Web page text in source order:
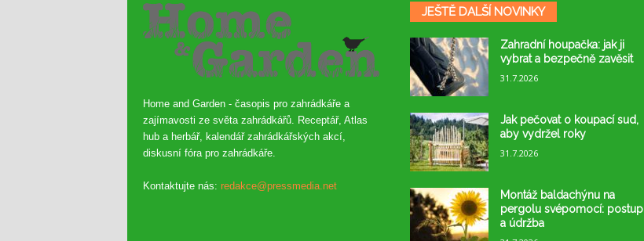
Home and Garden - časopis pro zahrádkáře a
zajímavosti ze světa zahrádkářů. Receptář, Atlas
hub a herbář, kalendář zahrádkářských akcí,
diskusní fóra pro zahrádkáře.
Kontaktujte nás: redakce@pressmedia.net
JEŠTĚ DALŠÍ NOVINKY
Zahradní houpačka: jak ji
vybrat a bezpečně zavěsit
31.7.2026
Jak pečovat o koupací sud,
aby vydržel roky
31.7.2026
Montáž baldachýnu na
pergolu svépomocí: postup
a údržba